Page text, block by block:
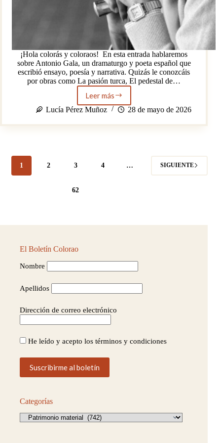
¡Hola colorás y coloraos! En esta entrada hablaremos
sobre Antonio Gala, un dramaturgo y poeta español que
escribió ensayo, poesía y narrativa. Quizás le conozcáis
por obras como La pasión turca, El pedestal de…
Leer másAntonio
Gala
la
Lucía Pérez Muñoz 28 de mayo de 2026
1 2 3 4 …
62
SIGUIENTE
El Boletín Colorao
Nombre
Apellidos
Dirección de correo electrónico
He leído y acepto los términos y condiciones
Categorías
Categorías